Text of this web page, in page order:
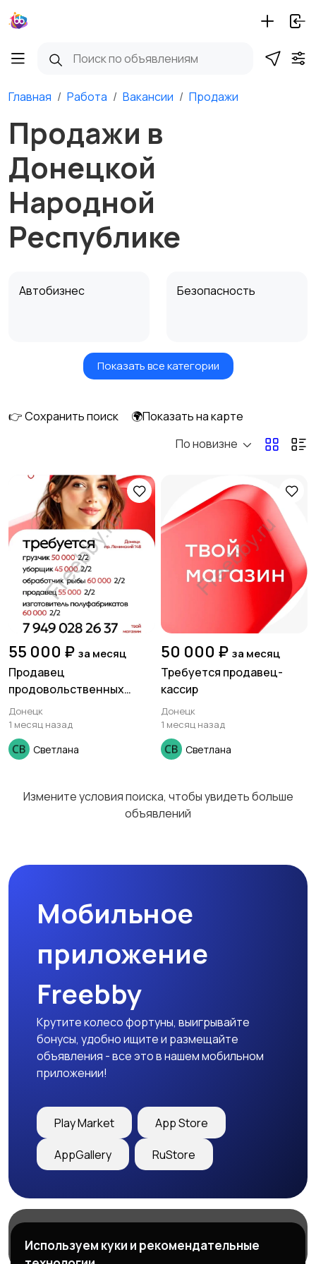
Главная Работа Вакансии Продажи
Продажи в
Донецкой
Народной
Республике
Автобизнес Безопасность
Бытовые услуги и
Высший менеджмент
Добыча сырья,
Домашний персонал Издательства и СМИ
Информационные
технологии
развлечения
Магазины Маркетинг и реклама
закупки
Производство
Рестораны и
общепит
ремонт
Показать все категории
👉 Сохранить поиск
🌍Показать на карте
По новизне
55 000 ₽ за месяц
Продавец
продовольственных
товаров.
Донецк
1 месяц назад
Светлана
50 000 ₽ за месяц
Требуется продавец-
кассир
Донецк
1 месяц назад
Светлана
Измените условия поиска, чтобы увидеть больше
объявлений
Мобильное
приложение
Freebby
Крутите колесо фортуны, выигрывайте
бонусы, удобно ищите и размещайте
объявления - все это в нашем мобильном
приложении!
Play Market App Store
AppGallery RuStore
Служба поддержки
Используем куки и рекомендательные